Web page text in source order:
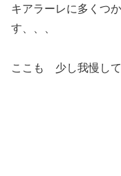
キアラーレに多くつ
す、、、
ここも 少し我慢して